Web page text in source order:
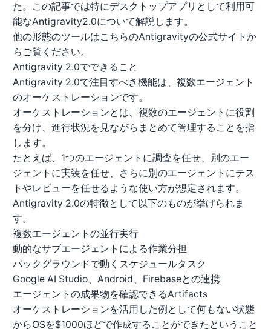
た。この記事では特にデスクトップアプリとして利用可
能なAntigravity2.0について解説します。
他の形態のツールはこちらのAntigravityの公式サイト か
らご覧ください。
Antigravity 2.0でできること
Antigravity 2.0で注目すべき機能は、複数エージェント
のオーケストレーションです。
オーケストレーションとは、複数のエージェントに役割
を分け、進行状況を見ながらまとめて管理することを指
します。
たとえば、1つのエージェントに調査を任せ、別のエー
ジェントに実装を任せ、さらに別のエージェントにテス
トやレビューを任せるような使い方が想定されます。
Antigravity 2.0の特徴として以下のものが挙げられま
す。
複数エージェントの並行実行
動的なサブエージェントによる作業分担
バックグラウンドで動くスケジュールタスク
Google AI Studio、Android、Firebaseとの連携
エージェントの成果物を確認できるArtifacts
オーケストレーションを活用した例として何もない状態
からOSを$1000ほどで作成することができたということ